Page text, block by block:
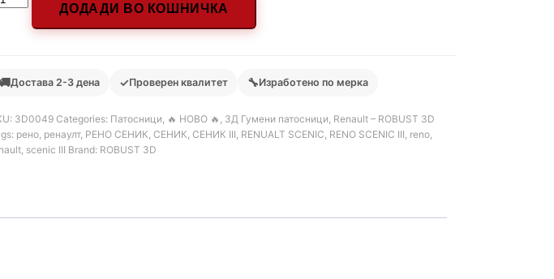
ДОДАДИ ВО КОШНИЧКА
🚚Достава 2-3 дена ✓Проверен квалитет 🔧Изработено по мерка
3D0049 Categories: Патосници 🔥 НОВО 🔥 3Д Гумени патосници Renault – ROBUST 3D
рено ренаулт, РЕНО СЕНИК СЕНИК СЕНИК III RENUALT SCENIC RENO SCENIC III reno
scenic III Brand: ROBUST 3D